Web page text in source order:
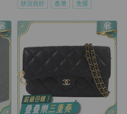
狀況良好 香港 免運